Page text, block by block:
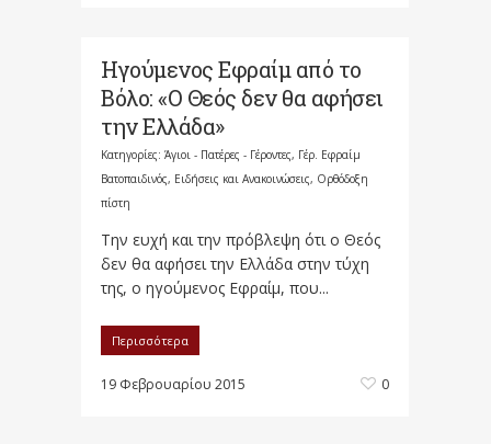
Ηγούμενος Εφραίμ από το
Βόλο: «Ο Θεός δεν θα αφήσει
την Ελλάδα»
Κατηγορίες: Άγιοι - Πατέρες - Γέροντες, Γέρ. Εφραίμ
Βατοπαιδινός, Ειδήσεις και Ανακοινώσεις, Ορθόδοξη
πίστη
Την ευχή και την πρόβλεψη ότι ο Θεός
δεν θα αφήσει την Ελλάδα στην τύχη
της, ο ηγούμενος Εφραίμ, που...
Περισσότερα
19 Φεβρουαρίου 2015 0